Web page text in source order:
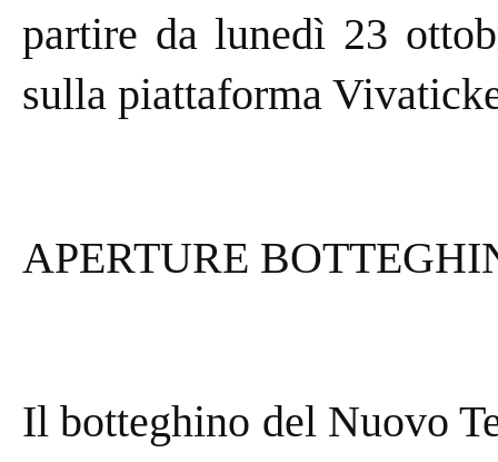
partire da lunedì 23
sulla piattaforma
APERTURE
Il botteghino del Nuovo